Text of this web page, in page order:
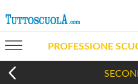
PROFESSIONE